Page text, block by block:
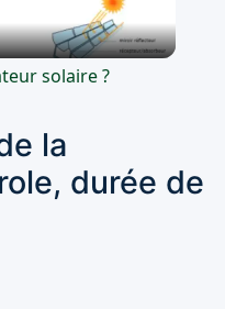
solaire ?
la
durée de